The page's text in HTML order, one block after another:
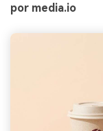
por media.io